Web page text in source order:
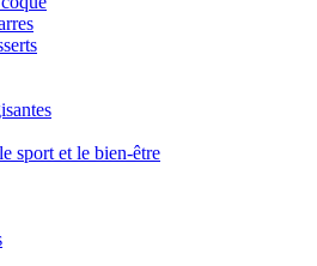
sport et le bien-être